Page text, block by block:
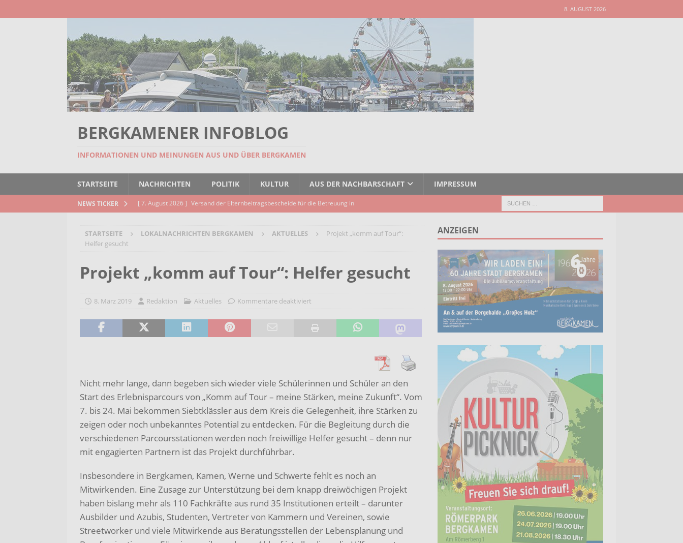
8. AUGUST 2026
BERGKAMENER INFOBLOG
INFORMATIONEN UND MEINUNGEN AUS UND ÜBER BERGKAMEN
STARTSEITE NACHRICHTEN POLITIK KULTUR AUS DER NACHBARSCHAFT IMPRESSUM
NEWS TICKER [ 7. August 2026 ] Versand der Elternbeitragsbescheide für die Betreuung in
[ 7. August 2026 ] Selbsthilfegruppe lädt zum gemeinsamen Singen ein!
AKTUELLES
Bergehalde „Großes Holz“
AKTUELLES
[ 7. August 2026 ] Sommerakademie – Kunst vor Ort 2026: Letzte Plätze bei Stein- oder
STARTSEITE LOKALNACHRICHTEN BERGKAMEN AKTUELLES
Projekt „komm auf Tour“:
Helfer gesucht
Projekt „komm auf Tour“: Helfer gesucht
8. März 2019 Redaktion Aktuelles Kommentare deaktiviert
Nicht mehr lange, dann begeben sich wieder viele Schülerinnen und Schüler an den
Start des Erlebnisparcours von „Komm auf Tour – meine Stärken, meine Zukunft“. Vom
7. bis 24. Mai bekommen Siebtklässler aus dem Kreis die Gelegenheit, ihre Stärken zu
zeigen oder noch unbekanntes Potential zu entdecken. Für die Begleitung durch die
verschiedenen Parcoursstationen werden noch freiwillige Helfer gesucht – denn nur
mit engagierten Partnern ist das Projekt durchführbar.
Insbesondere in Bergkamen, Kamen, Werne und Schwerte fehlt es noch an
Mitwirkenden. Eine Zusage zur Unterstützung bei dem knapp dreiwöchigen Projekt
haben bislang mehr als 110 Fachkräfte aus rund 35 Institutionen erteilt – darunter
Ausbilder und Azubis, Studenten, Vertreter von Kammern und Vereinen, sowie
Streetworker und viele Mitwirkende aus Beratungsstellen der Lebensplanung und
ANZEIGEN